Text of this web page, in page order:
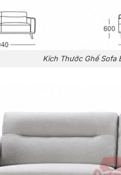
Kích Thước Ghế Sofa